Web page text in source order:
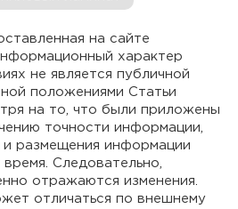
на сайте
характер
не является публичной
положениями Статьи
на то, что были приложены
точности информации,
и размещения информации
Следовательно,
отражаются изменения.
отличаться по внешнему